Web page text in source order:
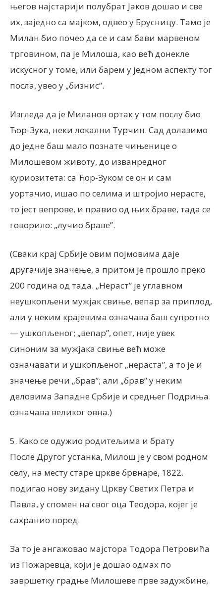
његов најстарији полубрат Јаков дошао и све
их, заједно са мајком, одвео у Брусницу. Тамо је
Милан био почео да се и сам бави марвеном
трговином, па је Милоша, као већ донекле
искусног у томе, или барем у једном аспекту тог
посла, увео у „бизнис”.
Изгледа да је Миланов ортак у том послу био
Ћор-Зука, неки локални Турчин. Сад долазимо
до једне баш мало познате чињенице о
Милошевом животу, до изванредног
куриозитета: са Ћор-Зуком се он и сам
уортачио, ишао по селима и штројио нерасте,
то јест вепрове, и правио од њих браве, тада се
говорило: „лучио браве”.
(Сваки крај Србије овим појмовима даје
другачије значење, а притом је прошло преко
200 година од тада. „Нераст” је углавном
неушкопљени мужјак свиње, вепар за приплод,
али у неким крајевима означава баш супротно
— ушкопљеног; „вепар”, опет, није увек
синоним за мужјака свиње већ може
означавати и ушкопљеног „нераста”, а то је и
значење речи „брав”; али „брав” у неким
деловима Западне Србије и средњег Подриња
означава великог овна.)
5. Kако се одужио родитељима и брату
После Другог устанка, Милош је у свом родном
селу, на месту старе цркве брвнаре, 1822.
подигао нову зидану Цркву Светих Петра и
Павла, у спомен на свог оца Теодора, којег је
сахранио поред.
За то је ангажовао мајстора Тодора Петровића
из Пожаревца, који је дошао одмах по
завршетку градње Милошеве прве задужбине,